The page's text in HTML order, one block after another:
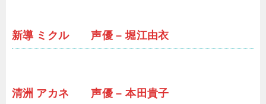
新導 ミクル 声優 – 堀江由衣
清洲 アカネ 声優 – 本田貴子